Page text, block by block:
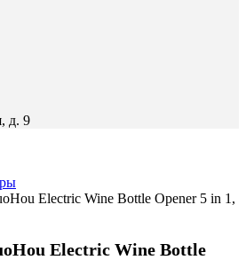
д. 9
Electric Wine Bottle Opener 5 in 1,
Electric Wine Bottle